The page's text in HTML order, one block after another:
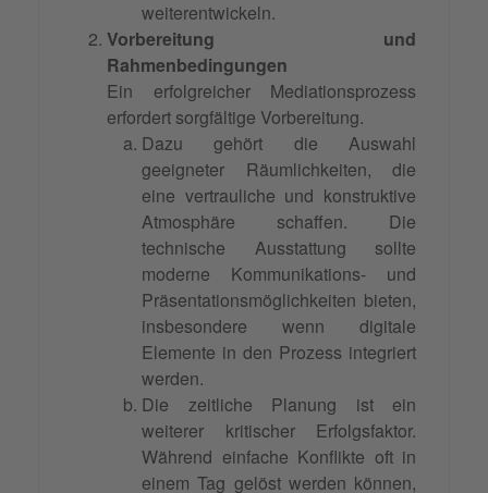
weiterentwickeln.
Vorbereitung und
Rahmenbedingungen
Ein erfolgreicher Mediationsprozess
erfordert sorgfältige Vorbereitung.
Dazu gehört die Auswahl
geeigneter Räumlichkeiten, die
eine vertrauliche und konstruktive
Atmosphäre schaffen. Die
technische Ausstattung sollte
moderne Kommunikations- und
Präsentationsmöglichkeiten bieten,
insbesondere wenn digitale
Elemente in den Prozess integriert
werden.
Die zeitliche Planung ist ein
weiterer kritischer Erfolgsfaktor.
Während einfache Konflikte oft in
einem Tag gelöst werden können,